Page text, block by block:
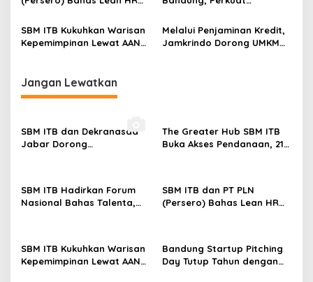
dalam HCM Talks 2026
Fun Run
SBM ITB Kukuhkan Warisan
Kepemimpinan Lewat AAN
Melalui Penjaminan Kredit,
Jamkrindo Dorong UMKM
Jangan Lewatkan
SBM ITB dan Dekranasda
Jabar Dorong
The Greater Hub SBM ITB
Buka Akses Pendanaan, 21
SBM ITB Hadirkan Forum
Nasional Bahas Talenta,
SBM ITB dan PT PLN
(Persero) Bahas Lean HR
SBM ITB Kukuhkan Warisan
Kepemimpinan Lewat AAN
Bandung Startup Pitching
Day Tutup Tahun dengan